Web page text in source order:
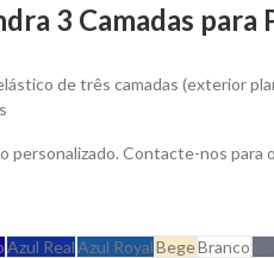
3 Camadas para
de três camadas (exterior
personalizado. Contacte-nos para
Azul RealAzul RoyalBegeBranco